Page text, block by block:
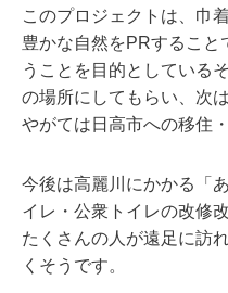
このプロジェクトは、巾
豊かな自然をPRすること
うことを目的としている
の場所にしてもらい、次
やがては日高市への移住
今後は高麗川にかかる「
イレ・公衆トイレの改修
たくさんの人が遠足に訪
くそうです。